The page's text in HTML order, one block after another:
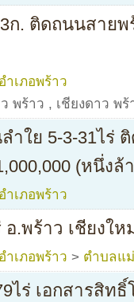
ก. ติดถนนสายพ
อำเภอพร้าว
พร้าว , เชียงดาว พร้
ใย 5-3-31ไร่
(หนึ่งล้
อำเภอพร้าว
.พร้าว เชียงให
อำเภอพร้าว > ตำบลแ
ไร่ เอกสารสิท